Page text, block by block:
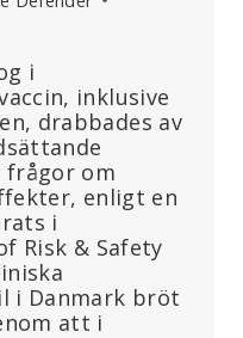
i
inklusive
drabbades av
frågor om
enligt en
i
Risk & Safety
i Danmark bröt
att i